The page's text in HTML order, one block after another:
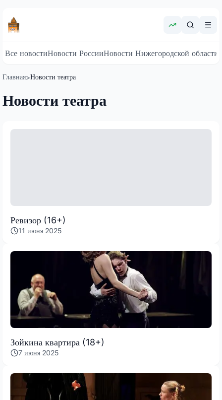
Все новостиНовости РоссииНовости Нижегородской области
Главная>Новости театра
Новости театра
Ревизор (16+)
11 июня 2025
Зойкина квартира (18+)
7 июня 2025